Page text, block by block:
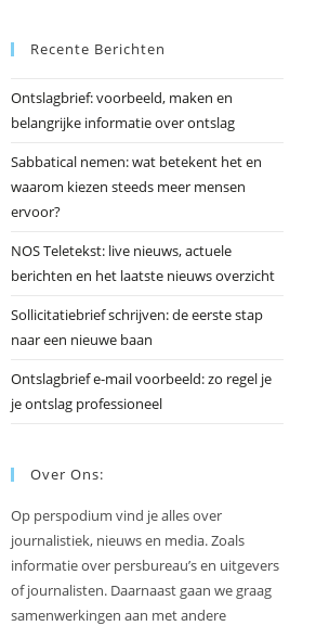
Recente Berichten
Ontslagbrief: voorbeeld, maken en
belangrijke informatie over ontslag
Sabbatical nemen: wat betekent het en
waarom kiezen steeds meer mensen
ervoor?
NOS Teletekst: live nieuws, actuele
berichten en het laatste nieuws overzicht
Sollicitatiebrief schrijven: de eerste stap
naar een nieuwe baan
Ontslagbrief e-mail voorbeeld: zo regel je
je ontslag professioneel
Over Ons:
Op perspodium vind je alles over
journalistiek, nieuws en media. Zoals
informatie over persbureau’s en uitgevers
of journalisten. Daarnaast gaan we graag
samenwerkingen aan met andere